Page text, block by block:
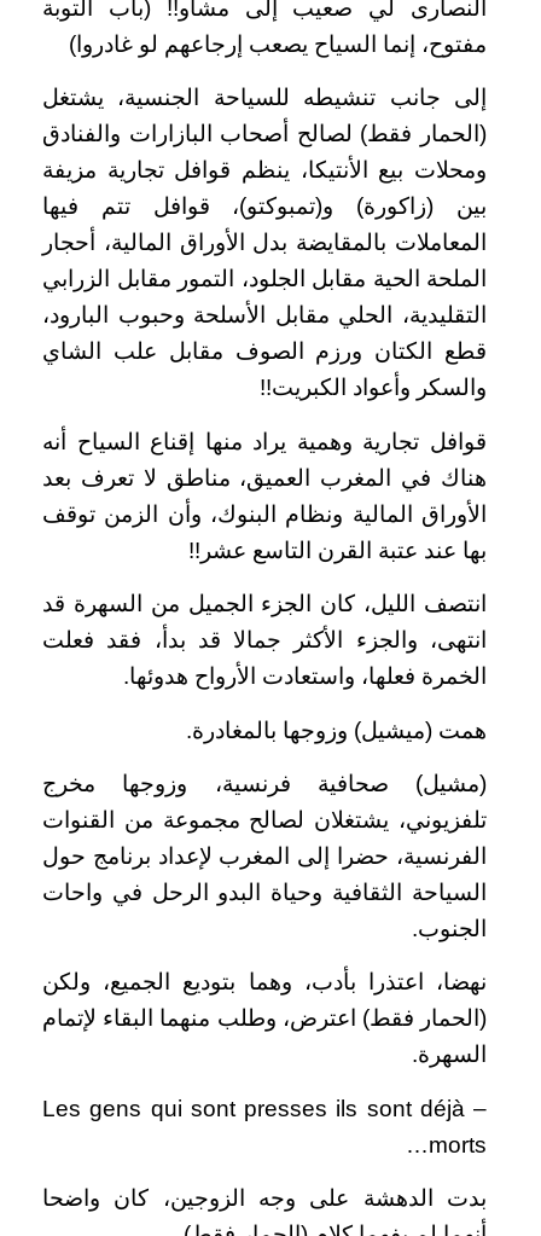
النصارى لي صعيب إلى مشاو!! (باب التوبة
مفتوح، إنما السياح يصعب إرجاعهم لو غادروا)
إلى جانب تنشيطه للسياحة الجنسية، يشتغل
(الحمار فقط) لصالح أصحاب البازارات والفنادق
ومحلات بيع الأنتيكا، ينظم قوافل تجارية مزيفة
بين (زاكورة) و(تمبوكتو)، قوافل تتم فيها
المعاملات بالمقايضة بدل الأوراق المالية، أحجار
الملحة الحية مقابل الجلود، التمور مقابل الزرابي
التقليدية، الحلي مقابل الأسلحة وحبوب البارود،
قطع الكتان ورزم الصوف مقابل علب الشاي
والسكر وأعواد الكبريت!!
قوافل تجارية وهمية يراد منها إقناع السياح أنه
هناك في المغرب العميق، مناطق لا تعرف بعد
الأوراق المالية ونظام البنوك، وأن الزمن توقف
بها عند عتبة القرن التاسع عشر!!
انتصف الليل، كان الجزء الجميل من السهرة قد
انتهى، والجزء الأكثر جمالا قد بدأ، فقد فعلت
الخمرة فعلها، واستعادت الأرواح هدوئها.
همت (ميشيل) وزوجها بالمغادرة.
(مشيل) صحافية فرنسية، وزوجها مخرج
تلفزيوني، يشتغلان لصالح مجموعة من القنوات
الفرنسية، حضرا إلى المغرب لإعداد برنامج حول
السياحة الثقافية وحياة البدو الرحل في واحات
الجنوب.
نهضا، اعتذرا بأدب، وهما بتوديع الجميع، ولكن
(الحمار فقط) اعترض، وطلب منهما البقاء لإتمام
السهرة.
– Les gens qui sont presses ils sont déjà
morts…
بدت الدهشة على وجه الزوجين، كان واضحا